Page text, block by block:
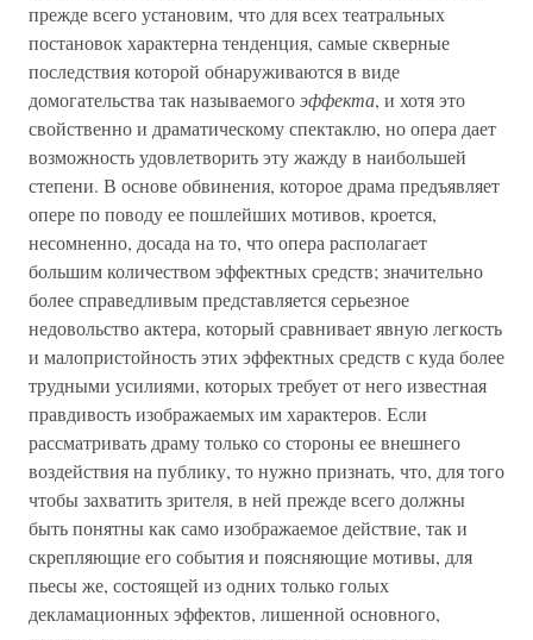
прежде всего установим, что для всех театральных
постановок характерна тенденция, самые скверные
последствия которой обнаруживаются в виде
домогательства так называемогоэффекта, и хотя это
свойственно и драматическому спектаклю, но опера дает
возможность удовлетворить эту жажду в наибольшей
степени. В основе обвинения, которое драма предъявляет
опере по поводу ее пошлейших мотивов, кроется,
несомненно, досада на то, что опера располагает
большим количеством эффектных средств; значительно
более справедливым представляется серьезное
недовольство актера, который сравнивает явную легкость
и малопристойность этих эффектных средств с куда более
трудными усилиями, которых требует от него известная
правдивость изображаемых им характеров. Если
рассматривать драму только со стороны ее внешнего
воздействия на публику, то нужно признать, что, для того
чтобы захватить зрителя, в ней прежде всего должны
быть понятны как само изображаемое действие, так и
скрепляющие его события и поясняющие мотивы, для
пьесы же, состоящей из одних только голых
декламационных эффектов, лишенной основного,